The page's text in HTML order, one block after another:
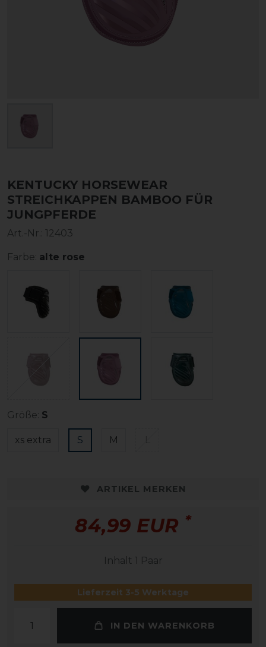
KENTUCKY HORSEWEAR
STREICHKAPPEN BAMBOO FÜR
JUNGPFERDE
Art.-Nr.: 12403
Farbe: alte rose
Größe: S
xs extra S M
ARTIKEL MERKEN
84,99 EUR *
Inhalt 1 Paar
Lieferzeit 3-5 Werktage
IN DEN WARENKORB